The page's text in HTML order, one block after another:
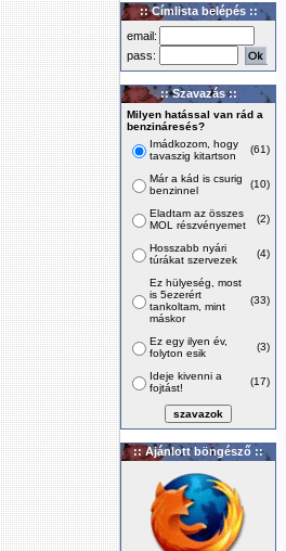
:: Címlista belépés ::
email:
pass:
:: Szavazás ::
Milyen hatással van rád a
benzináresés?
Imádkozom, hogy
tavaszig kitartson
(61)
Már a kád is csurig
benzinnel
(10)
Eladtam az összes
MOL részvényemet
(2)
Hosszabb nyári
túrákat szervezek
(4)
Ez hülyeség, most
is 5ezerért
tankoltam, mint
máskor
(33)
Ez egy ilyen év,
folyton esik
(3)
Ideje kivenni a
fojtást!
(17)
:: Ajánlott böngésző ::